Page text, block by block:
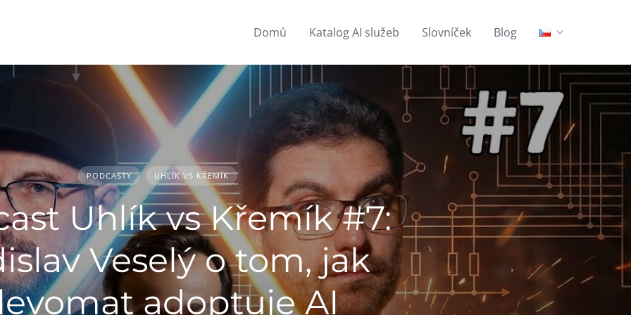
Domů Katalog AI služeb Slovníček Blog
PODCASTY UHLÍK VS KŘEMÍK
Uhlík vs Křemík #7:
Veselý o tom, jak
adoptuje AI